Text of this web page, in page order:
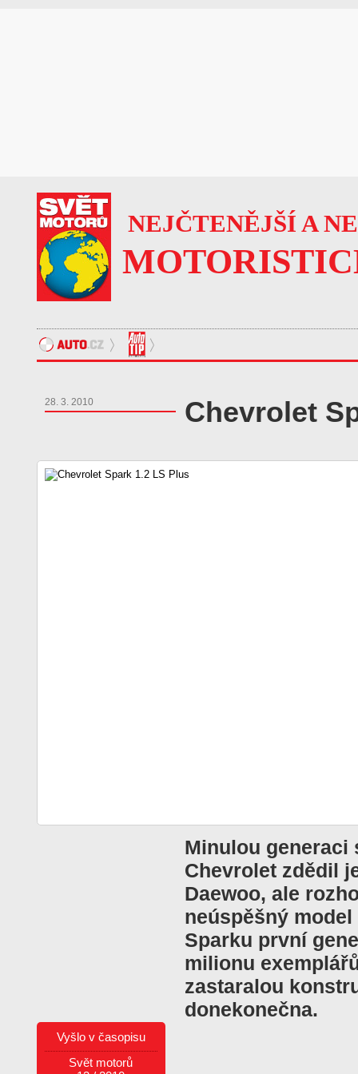
NEJČTENĚJŠÍ A
28. 3. 2010 Chevrolet
Minulou generaci
Chevrolet zdědil
Daewoo, ale
neúspěšný
Sparku první
milionu
zastaralou
donekonečna.
Vyšlo v časopisu
Svět motorů